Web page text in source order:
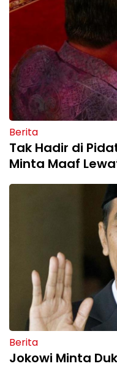
Berita
Tak Hadir di
Minta Maaf
Berita
Jokowi Minta